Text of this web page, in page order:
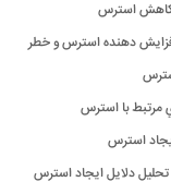
کاهش استرس
دهنده‌ استرس و خطر
مرتبط با استرس
استرس
دلایل ايجاد استرس